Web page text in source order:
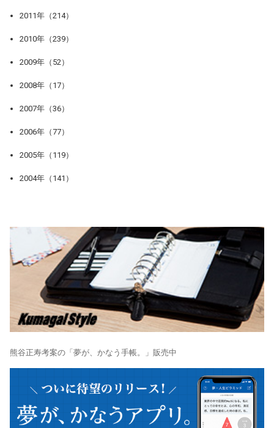
2011年（214）
2010年（239）
2009年（52）
2008年（17）
2007年（36）
2006年（77）
2005年（119）
2004年（141）
熊谷正寿考案の「夢が、かなう手帳。」販売中